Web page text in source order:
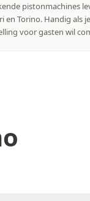
pistonmachines
en Torino. Handig als
voor gasten wil